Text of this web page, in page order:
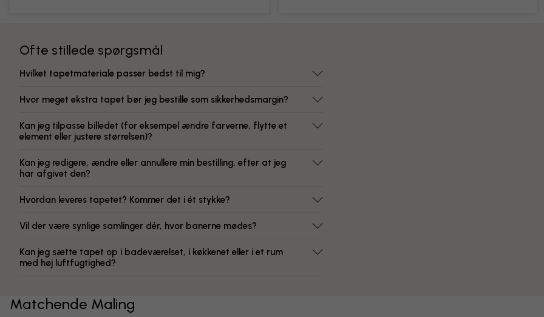
Ofte stillede spørgsmål
Hvilket tapetmateriale passer bedst til mig?
Hvor meget ekstra tapet bør jeg bestille som sikkerhedsmargin?
Kan jeg tilpasse billedet (for eksempel ændre farverne, flytte et
element eller justere størrelsen)?
Kan jeg redigere, ændre eller annullere min bestilling, efter at jeg
har afgivet den?
Hvordan leveres tapetet? Kommer det i ét stykke?
Vil der være synlige samlinger dér, hvor banerne mødes?
Kan jeg sætte tapet op i badeværelset, i køkkenet eller i et rum
med høj luftfugtighed?
Matchende Maling